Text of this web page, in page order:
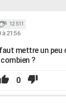
12 511
21:56
mettre un peu
?
0